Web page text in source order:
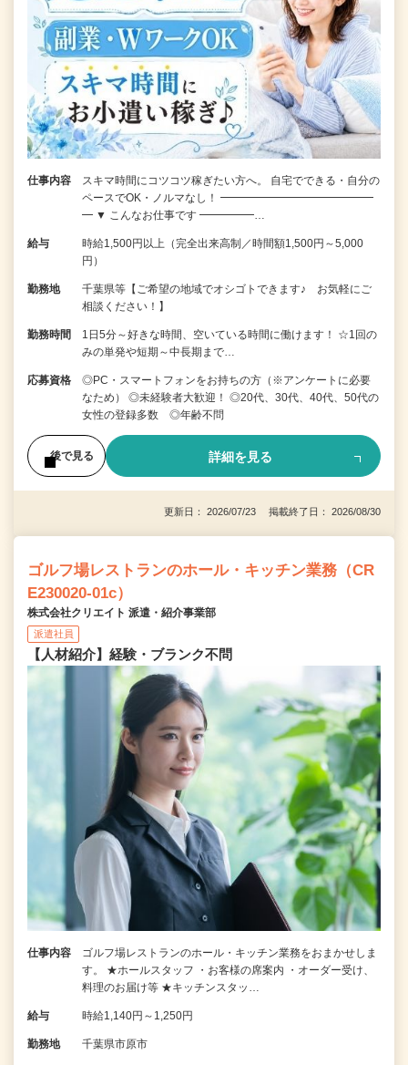
仕事内容
スキマ時間にコツコツ稼ぎたい方へ。 自宅でできる・自分の
ペースでOK・ノルマなし！ ━━━━━━━━━━━━━━
━ ▼ こんなお仕事です ━━━━━…
給与
時給1,500円以上（完全出来高制／時間額1,500円～5,000
円）
勤務地
千葉県等【ご希望の地域でオシゴトできます♪ お気軽にご
相談ください！】
勤務時間
1日5分～好きな時間、空いている時間に働けます！ ☆1回の
みの単発や短期～中長期まで…
応募資格
◎PC・スマートフォンをお持ちの方（※アンケートに必要
なため） ◎未経験者大歓迎！ ◎20代、30代、40代、50代の
女性の登録多数 ◎年齢不問
後で見る 詳細を見る
更新日： 2026/07/23 掲載終了日： 2026/08/30
ゴルフ場レストランのホール・キッチン業務（CR
E230020-01c）
株式会社クリエイト 派遣・紹介事業部
派遣社員
【人材紹介】経験・ブランク不問
仕事内容
ゴルフ場レストランのホール・キッチン業務をおまかせしま
す。 ★ホールスタッフ ・お客様の席案内 ・オーダー受け、
料理のお届け等 ★キッチンスタッ…
給与 時給1,140円～1,250円
勤務地 千葉県市原市